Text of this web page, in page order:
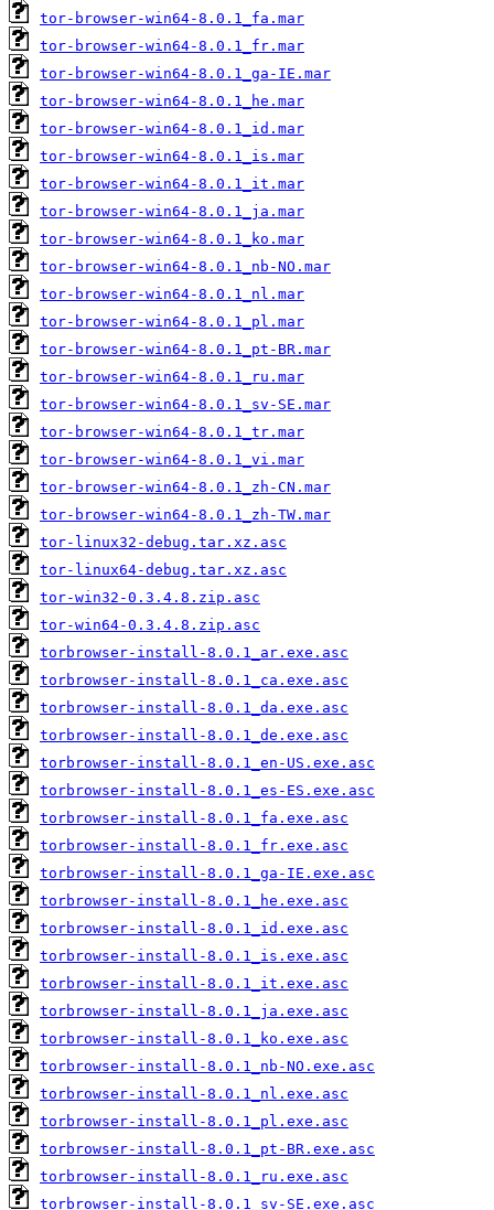
tor-browser-win64-8.0.1_fa.mar
tor-browser-win64-8.0.1_fr.mar
tor-browser-win64-8.0.1_ga-IE.mar
tor-browser-win64-8.0.1_he.mar
tor-browser-win64-8.0.1_id.mar
tor-browser-win64-8.0.1_is.mar
tor-browser-win64-8.0.1_it.mar
tor-browser-win64-8.0.1_ja.mar
tor-browser-win64-8.0.1_ko.mar
tor-browser-win64-8.0.1_nb-NO.mar
tor-browser-win64-8.0.1_nl.mar
tor-browser-win64-8.0.1_pl.mar
tor-browser-win64-8.0.1_pt-BR.mar
tor-browser-win64-8.0.1_ru.mar
tor-browser-win64-8.0.1_sv-SE.mar
tor-browser-win64-8.0.1_tr.mar
tor-browser-win64-8.0.1_vi.mar
tor-browser-win64-8.0.1_zh-CN.mar
tor-browser-win64-8.0.1_zh-TW.mar
tor-linux32-debug.tar.xz.asc
tor-linux64-debug.tar.xz.asc
tor-win32-0.3.4.8.zip.asc
tor-win64-0.3.4.8.zip.asc
torbrowser-install-8.0.1_ar.exe.asc
torbrowser-install-8.0.1_ca.exe.asc
torbrowser-install-8.0.1_da.exe.asc
torbrowser-install-8.0.1_de.exe.asc
torbrowser-install-8.0.1_en-US.exe.asc
torbrowser-install-8.0.1_es-ES.exe.asc
torbrowser-install-8.0.1_fa.exe.asc
torbrowser-install-8.0.1_fr.exe.asc
torbrowser-install-8.0.1_ga-IE.exe.asc
torbrowser-install-8.0.1_he.exe.asc
torbrowser-install-8.0.1_id.exe.asc
torbrowser-install-8.0.1_is.exe.asc
torbrowser-install-8.0.1_it.exe.asc
torbrowser-install-8.0.1_ja.exe.asc
torbrowser-install-8.0.1_ko.exe.asc
torbrowser-install-8.0.1_nb-NO.exe.asc
torbrowser-install-8.0.1_nl.exe.asc
torbrowser-install-8.0.1_pl.exe.asc
torbrowser-install-8.0.1_pt-BR.exe.asc
torbrowser-install-8.0.1_ru.exe.asc
torbrowser-install-8.0.1_sv-SE.exe.asc